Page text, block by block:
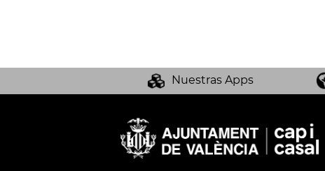
Nuestras Apps